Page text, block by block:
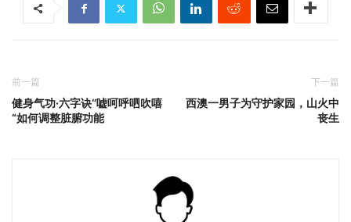
前一篇
健身气功·六字诀‘’嘘呵呼呬吹嘻
“如何调整脏腑功能
下一篇
西澳一男子为守护家园，山火中
丧生